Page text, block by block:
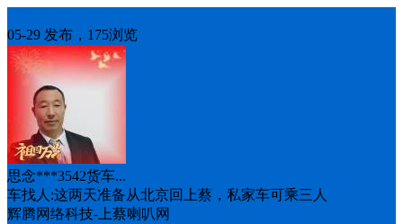
05-29 发布，175浏览
思念***3542货车...
车找人:这两天准备从北京回上蔡，私家车可乘三人
辉腾网络科技-上蔡喇叭网